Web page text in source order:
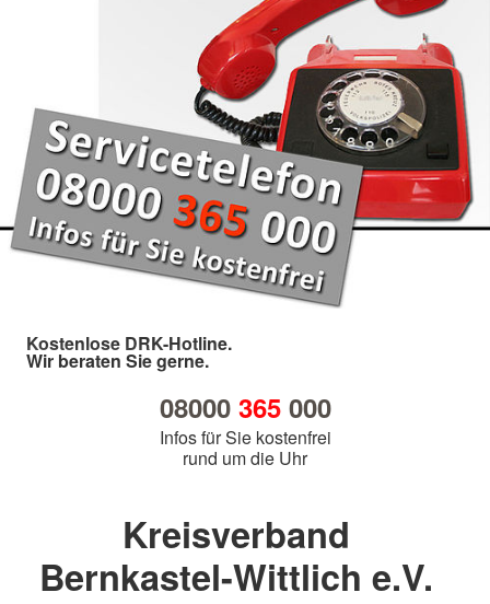
Kostenlose DRK-Hotline.
Wir beraten Sie gerne.
08000 365000
Infos für Sie kostenfrei
rund um die Uhr
Kreisverband
Bernkastel-Wittlich e.V.